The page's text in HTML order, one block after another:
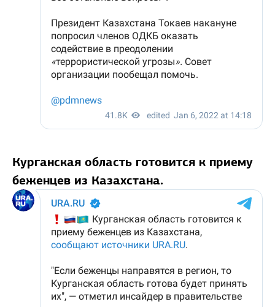
Курганская область готовится к приему
беженцев из Казахстана.